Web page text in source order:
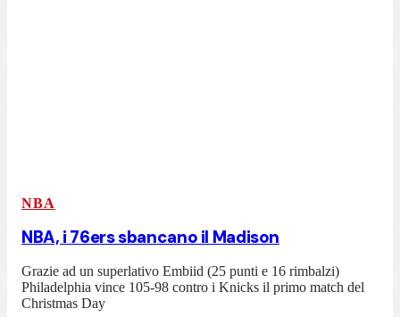
NBA
NBA, i 76ers sbancano il Madison
Grazie ad un superlativo Embiid (25 punti e 16 rimbalzi)
Philadelphia vince 105-98 contro i Knicks il primo match del
Christmas Day